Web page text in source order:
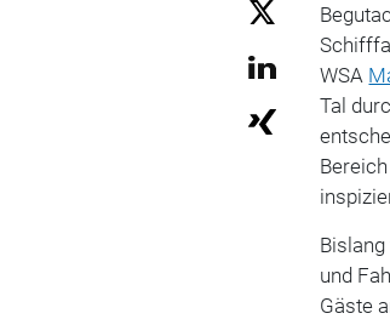
WSA
Tal
und
Gäste